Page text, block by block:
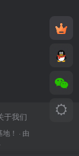
于我们
！ · 由